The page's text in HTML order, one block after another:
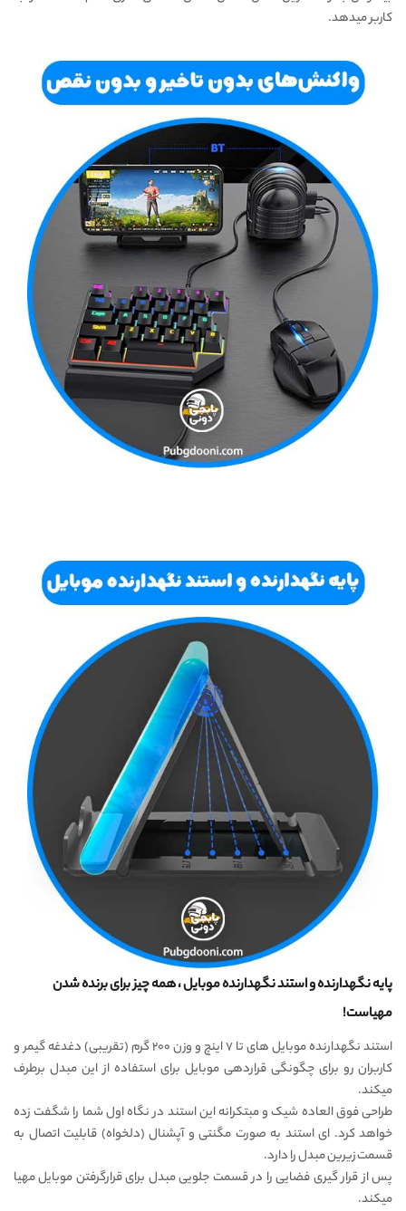
کاربر میدهد.
پایه نگهدارنده و استند نگهدارنده موبایل ، همه چیز برای برنده شدن
مهیاست!
استند نگهدارنده موبایل های تا ۷ اینچ و وزن ۲۰۰ گرم (تقریبی) دغدغه گیمر و
کاربران رو برای چگونگی قراردهی موبایل برای استفاده از این مبدل برطرف
میکند.
طراحی فوق العاده شیک و مبتکرانه این استند در نگاه اول شما را شگفت زده
خواهد کرد. ای استند به صورت مگنتی و آپشنال (دلخواه) قابلیت اتصال به
قسمت زیرین مبدل را دارد.
پس از قرار گیری فضایی را در قسمت جلویی مبدل برای قرارگرفتن موبایل مهیا
میکند.